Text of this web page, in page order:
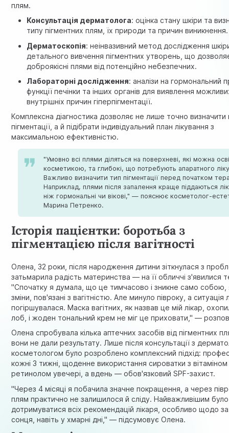
плям.
Консультація дерматолога: оцінка стану шкіри та
типу пігментних плям, їх природи та причин виникнення.
Дерматоскопія: неінвазивний метод дослідження
детального вивчення пігментних утворень, що дозволяє
доброякісні плями від потенційно небезпечних.
Лабораторні дослідження: аналізи на гормональний
функції печінки та інших органів для виявлення
внутрішніх причин гіперпігментації.
Комплексна діагностика дозволяє не лише точно визначити
пігментації, а й підібрати індивідуальний план лікування з
максимальною ефективністю.
"Умовно всі плями діляться на поверхневі, які можна
косметикою, та глибокі, що потребують апаратного
Важливо визначити тип пігментації перед початком
Наприклад, плями після запалення краще піддаються
ніж гормональні чи вікові," — пояснює косметолог-
Марина Петренко.
Історія пацієнтки: боротьба з
пігментацією після вагітності
Олена, 32 роки, після народження дитини зіткнулася з
затьмарила радість материнства — на її обличчі з'явилися
"Спочатку я думала, що це тимчасово і зникне само собою,
зміни, пов'язані з вагітністю. Але минуло півроку, а ситуація
погіршувалася. Маска вагітних, як назвав це мій лікар,
лоб, і жоден тональний крем не міг це приховати," —
Олена спробувала кілька аптечних засобів від пігментних
вони не дали результату. Лише після консультації з
косметологом було розроблено комплексний підхід:
кожні 3 тижні, щоденне використання сироватки з
ретинолом увечері, а вдень — обов'язковий SPF-захист.
"Через 4 місяці я побачила значне покращення, а через
плям практично не залишилося й сліду. Найважливішим було
дотримуватися всіх рекомендацій лікаря, особливо щодо
сонця, навіть у хмарні дні," — підсумовує Олена.